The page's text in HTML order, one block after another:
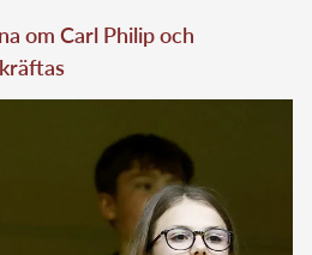
om Carl Philip och